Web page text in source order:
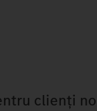
clienți